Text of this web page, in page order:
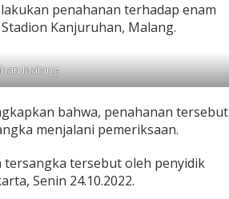
penahanan terhadap enam
Kanjuruhan, Malang.
Malang
bahwa, penahanan tersebut
menjalani pemeriksaan.
tersangka tersebut oleh penyidik
Senin 24.10.2022.